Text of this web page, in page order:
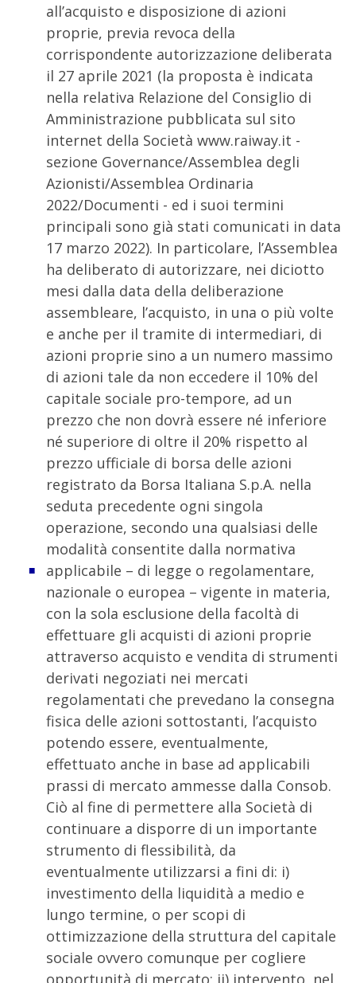
all’acquisto e disposizione di azioni
proprie, previa revoca della
corrispondente autorizzazione deliberata
il 27 aprile 2021 (la proposta è indicata
nella relativa Relazione del Consiglio di
Amministrazione pubblicata sul sito
internet della Società www.raiway.it -
sezione Governance/Assemblea degli
Azionisti/Assemblea Ordinaria
2022/Documenti - ed i suoi termini
principali sono già stati comunicati in data
17 marzo 2022). In particolare, l’Assemblea
ha deliberato di autorizzare, nei diciotto
mesi dalla data della deliberazione
assembleare, l’acquisto, in una o più volte
e anche per il tramite di intermediari, di
azioni proprie sino a un numero massimo
di azioni tale da non eccedere il 10% del
capitale sociale pro-tempore, ad un
prezzo che non dovrà essere né inferiore
né superiore di oltre il 20% rispetto al
prezzo ufficiale di borsa delle azioni
registrato da Borsa Italiana S.p.A. nella
seduta precedente ogni singola
operazione, secondo una qualsiasi delle
modalità consentite dalla normativa
applicabile – di legge o regolamentare,
nazionale o europea – vigente in materia,
con la sola esclusione della facoltà di
effettuare gli acquisti di azioni proprie
attraverso acquisto e vendita di strumenti
derivati negoziati nei mercati
regolamentati che prevedano la consegna
fisica delle azioni sottostanti, l’acquisto
potendo essere, eventualmente,
effettuato anche in base ad applicabili
prassi di mercato ammesse dalla Consob.
Ciò al fine di permettere alla Società di
continuare a disporre di un importante
strumento di flessibilità, da
eventualmente utilizzarsi a fini di: i)
investimento della liquidità a medio e
lungo termine, o per scopi di
ottimizzazione della struttura del capitale
sociale ovvero comunque per cogliere
opportunità di mercato; ii) intervento, nel